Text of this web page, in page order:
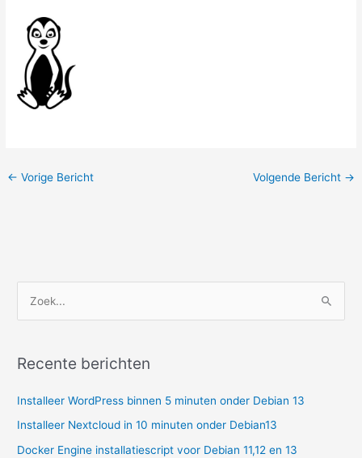
← Vorige Bericht Volgende Bericht →
k
a
a
r
Recente berichten
Installeer WordPress binnen 5 minuten onder Debian 13
Installeer Nextcloud in 10 minuten onder Debian13
Docker Engine installatiescript voor Debian 11,12 en 13